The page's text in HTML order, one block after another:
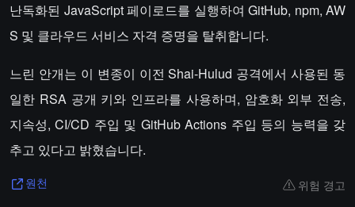
난독화된 JavaScript 페이로드를 실행하여 GitHub, npm, AW
S 및 클라우드 서비스 자격 증명을 탈취합니다.
느린 안개는 이 변종이 이전 Shai-Hulud 공격에서 사용된 동
일한 RSA 공개 키와 인프라를 사용하며, 암호화 외부 전송,
지속성, CI/CD 주입 및 GitHub Actions 주입 등의 능력을 갖
추고 있다고 밝혔습니다.
원천 위험 경고